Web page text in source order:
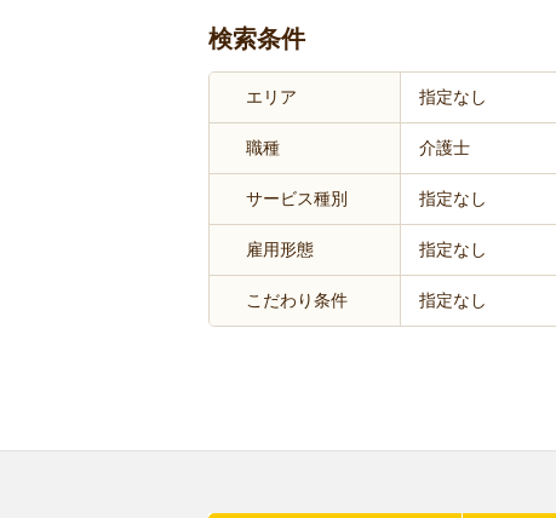
検索条件
エリア 指定なし
職種 介護士
サービス種別 指定なし
雇用形態 指定なし
こだわり条件 指定なし